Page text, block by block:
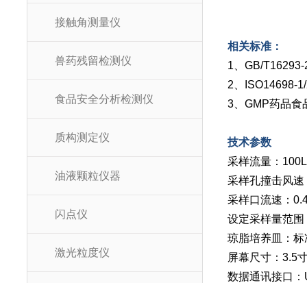
接触角测量仪
兽药残留检测仪
食品安全分析检测仪
质构测定仪
油液颗粒仪器
闪点仪
激光粒度仪
相关标准：
1、GB/
2、ISO14698-
3、GMP药品食
技术参数
采样流量：
采样孔撞击风
采样口流速：
设定采样量范
琼脂培养皿：
屏幕尺寸：3.5
数据通讯接口